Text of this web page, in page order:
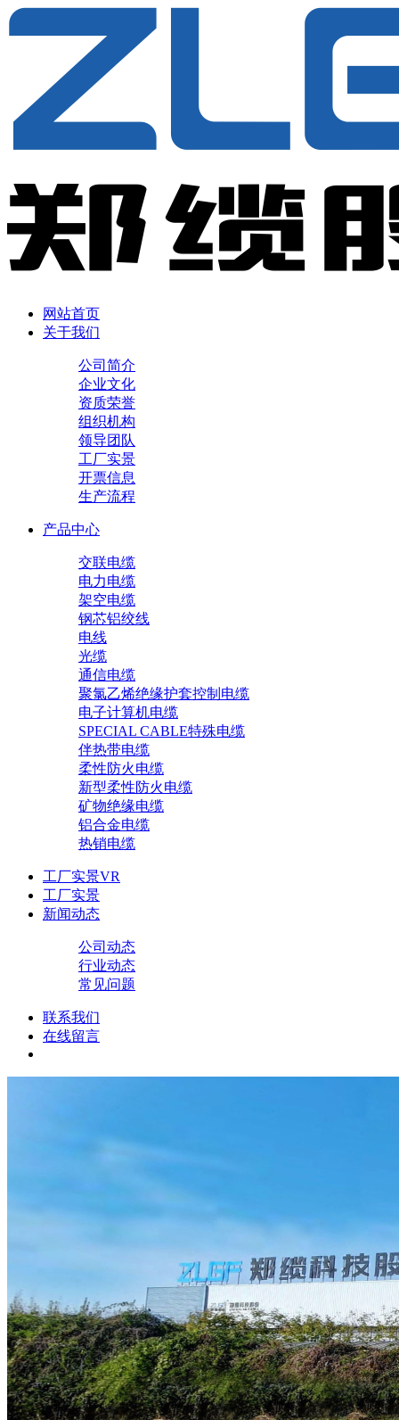
网站首页
关于我们
公司简介
企业文化
资质荣誉
组织机构
领导团队
工厂实景
开票信息
生产流程
产品中心
交联电缆
电力电缆
架空电缆
钢芯铝绞线
电线
光缆
通信电缆
聚氯乙烯绝缘护套控制电缆
电子计算机电缆
SPECIAL CABLE特殊电缆
伴热带电缆
柔性防火电缆
新型柔性防火电缆
矿物绝缘电缆
铝合金电缆
热销电缆
工厂实景VR
工厂实景
新闻动态
公司动态
行业动态
常见问题
联系我们
在线留言